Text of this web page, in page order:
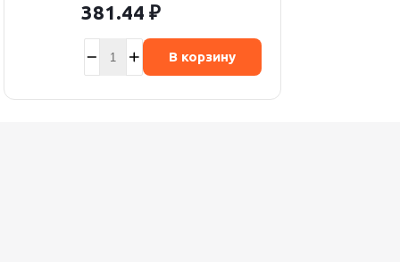
381.44 ₽
В корзину